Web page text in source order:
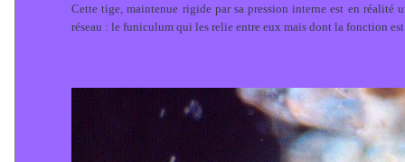
Cette tige, maintenue rigide par sa pression interne est en
réseau : le funiculum qui les relie entre eux mais dont la fonction